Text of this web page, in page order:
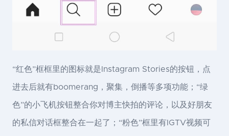
“红色”框框里的图标就是Instagram Stories的按钮，点
进去后就有boomerang，聚集，倒播等多项功能；“绿
色”的小飞机按钮整合你对博主快拍的评论，以及好朋友
的私信对话框整合在一起了；“粉色”框里有IGTV视频可